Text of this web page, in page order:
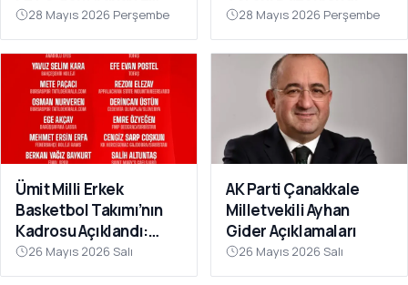
Firari Hükümlü
Yakalandı
28 Mayıs 2026 Perşembe 28 Mayıs 2026 Perşembe
Ümit Milli Erkek
Basketbol Takımı’nın
Kadrosu Açıklandı:
Kamp Çanakkale’de
Başlıyor
26 Mayıs 2026 Salı
AK Parti Çanakkale
Milletvekili Ayhan
Gider Açıklamaları
26 Mayıs 2026 Salı